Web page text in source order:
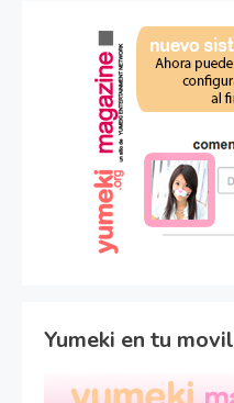
Yumeki en tu movil